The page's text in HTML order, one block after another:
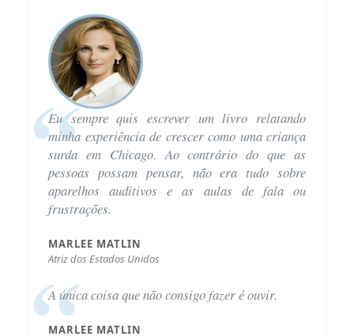
Eu sempre quis escrever um livro relatando
minha experiência de crescer como uma criança
surda em Chicago. Ao contrário do que as
pessoas possam pensar, não era tudo sobre
aparelhos auditivos e as aulas de fala ou
frustrações.
MARLEE MATLIN
Atriz dos Estados Unidos
A única coisa que não consigo fazer é ouvir.
MARLEE MATLIN